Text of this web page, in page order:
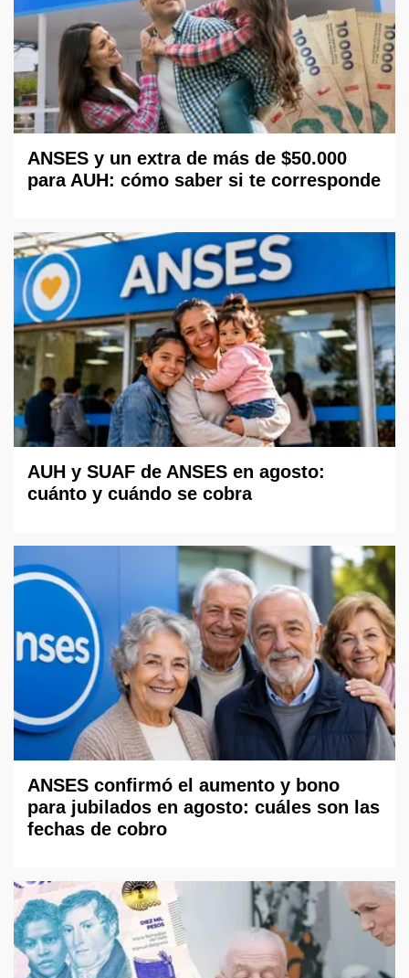
ANSES y un extra de más de $50.000
para AUH: cómo saber si te corresponde
AUH y SUAF de ANSES en agosto:
cuánto y cuándo se cobra
ANSES confirmó el aumento y bono
para jubilados en agosto: cuáles son las
fechas de cobro